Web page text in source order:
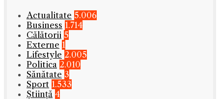
Actualitate 5.006
Business 1.714
Călătorii 5
Externe 1
Lifestyle 2.005
Politica 2.010
Sănătate 3
Sport 1.533
Știință 4